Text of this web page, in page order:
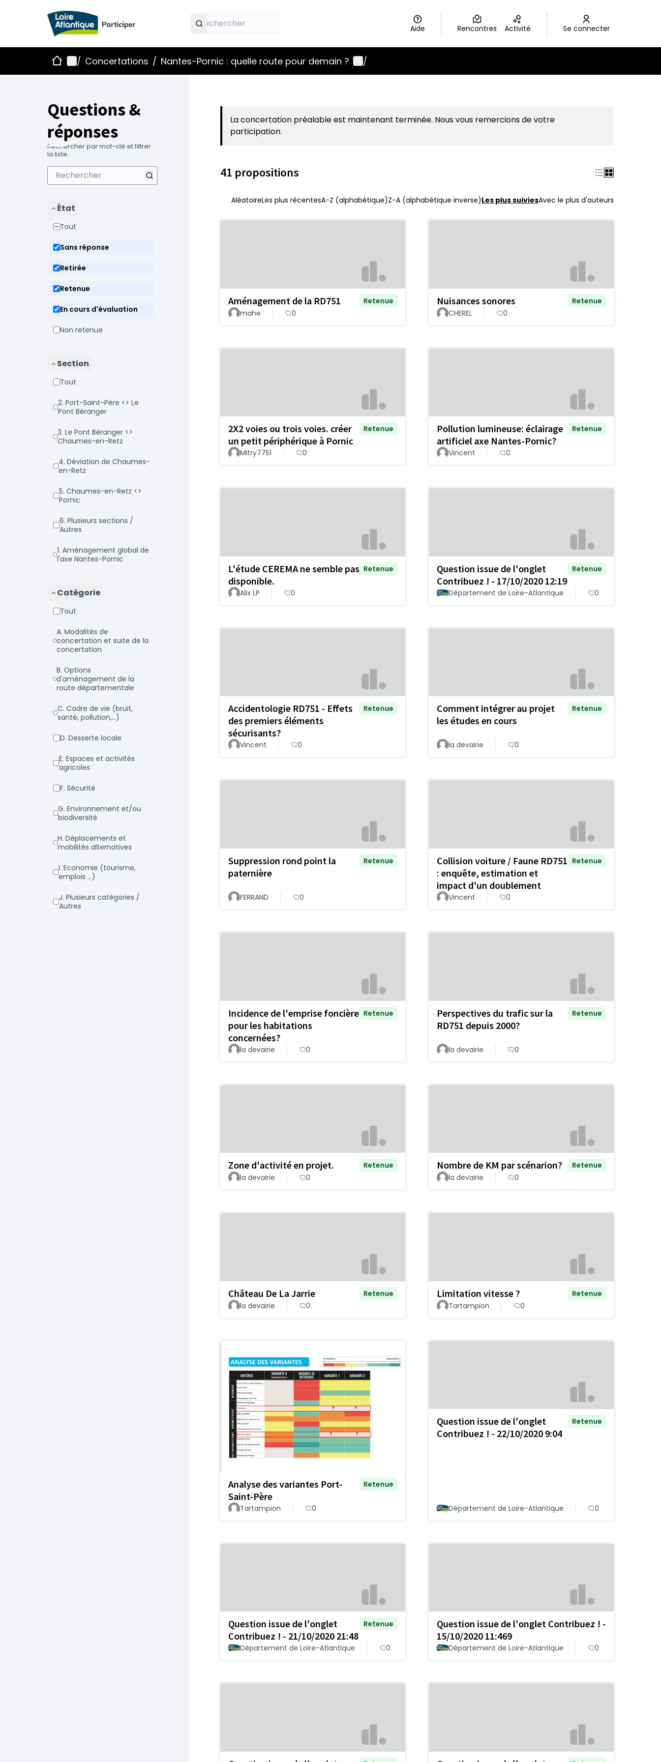
Aide Rencontres Activité Se connecter
AccueilMenu principal
/ Concertations / Nantes-Pornic : quelle route pour demain ? Menu utilisateur
/
Questions &
réponses
Rechercher par mot-clé et filtrer
la liste .
État
Tout
Sans réponse
Retirée
Retenue
En cours d'évaluation
Non retenue
Section
Tout
2. Port-Saint-Père <> Le
Pont Béranger
3. Le Pont Béranger <>
Chaumes-en-Retz
4. Déviation de Chaumes-
en-Retz
5. Chaumes-en-Retz <>
Pornic
6. Plusieurs sections /
Autres
1. Aménagement global de
l'axe Nantes-Pornic
Catégorie
Tout
a. Modalités de
concertation et suite de la
concertation
b. Options
d'aménagement de la
route départementale
c. Cadre de vie (bruit,
santé, pollution,...)
d. Desserte locale
e. Espaces et activités
agricoles
f. Sécurité
g. Environnement et/ou
biodiversité
h. Déplacements et
mobilités alternatives
i. Economie (tourisme,
emplois ...)
j. Plusieurs catégories /
Autres
La concertation préalable est maintenant terminée. Nous vous remercions de votre
participation.
41 propositions
AléatoireLes plus récentesA-Z (alphabétique)Z-A (alphabétique inverse)Les plus suiviesAvec le plus d'auteurs
Aménagement de la RD751
Retenue
mahe
0
Nuisances sonores
Retenue
CHEREL
0
2X2 voies ou trois voies. créer
un petit périphérique à Pornic
Retenue
MItry7751 0
Pollution lumineuse: éclairage
artificiel axe Nantes-Pornic?
Retenue
Vincent 0
L'étude CEREMA ne semble pas
disponible.
Retenue
Alix LP 0
Question issue de l'onglet
Contribuez ! - 17/10/2020 12:19
Retenue
Département de Loire-Atlantique 0
Accidentologie RD751 - Effets
des premiers éléments
sécurisants?
Retenue
Vincent 0
Comment intégrer au projet
les études en cours
Retenue
la devairie 0
Suppression rond point la
paternière
Retenue
FERRAND 0
Collision voiture / Faune RD751
: enquête, estimation et
impact d'un doublement
Retenue
Vincent 0
Incidence de l'emprise foncière
pour les habitations
concernées?
Retenue
la devairie 0
Perspectives du trafic sur la
RD751 depuis 2000?
Retenue
la devairie 0
Zone d'activité en projet.
Retenue
la devairie
0
Nombre de KM par scénarion?
Retenue
la devairie
0
Château De La Jarrie
Retenue
la devairie
0
Limitation vitesse ?
Retenue
Tartampion
0
Analyse des variantes Port-
Saint-Père
Retenue
Tartampion 0
Question issue de l'onglet
Contribuez ! - 22/10/2020 9:04
Retenue
Département de Loire-Atlantique 0
Question issue de l'onglet
Contribuez ! - 21/10/2020 21:48
Retenue
Département de Loire-Atlantique 0
Question issue de l'onglet Contribuez ! -
15/10/2020 11:469
Département de Loire-Atlantique 0